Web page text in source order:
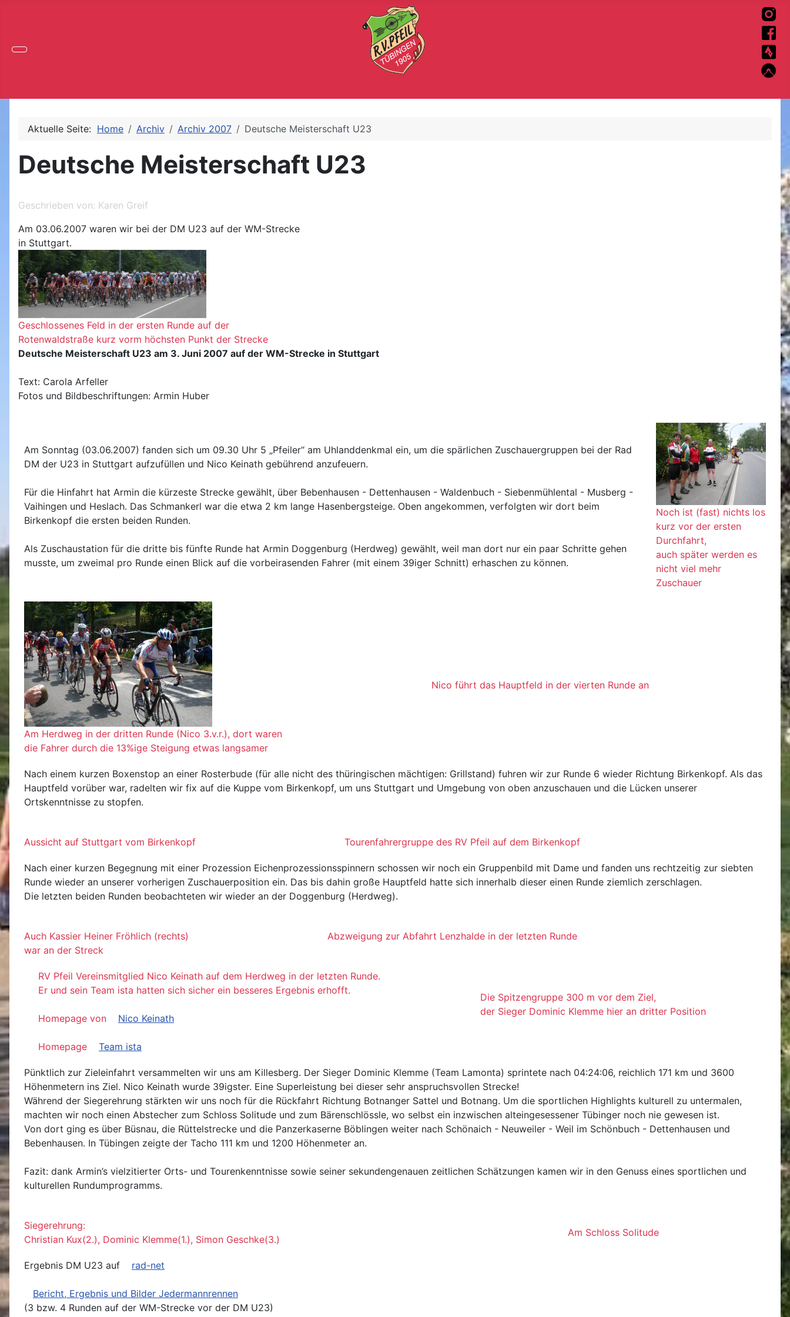
Aktuelle Seite: Home Archiv Archiv 2007 Deutsche Meisterschaft U23
Deutsche Meisterschaft U23
Geschrieben von: Karen Greif
Am 03.06.2007 waren wir bei der DM U23 auf der WM-Strecke
in Stuttgart.
Geschlossenes Feld in der ersten Runde auf der
Rotenwaldstraße kurz vorm höchsten Punkt der Strecke
Deutsche Meisterschaft U23 am 3. Juni 2007 auf der WM-Strecke in Stuttgart
Text: Carola Arfeller
Fotos und Bildbeschriftungen: Armin Huber
Am Sonntag (03.06.2007) fanden sich um 09.30 Uhr 5 „Pfeiler“ am Uhlanddenkmal ein, um die spärlichen Zuschauergruppen bei der Rad
DM der U23 in Stuttgart aufzufüllen und Nico Keinath gebührend anzufeuern.
Für die Hinfahrt hat Armin die kürzeste Strecke gewählt, über Bebenhausen - Dettenhausen - Waldenbuch - Siebenmühlental - Musberg -
Vaihingen und Heslach. Das Schmankerl war die etwa 2 km lange Hasenbergsteige. Oben angekommen, verfolgten wir dort beim
Birkenkopf die ersten beiden Runden.
Als Zuschaustation für die dritte bis fünfte Runde hat Armin Doggenburg (Herdweg) gewählt, weil man dort nur ein paar Schritte gehen
musste, um zweimal pro Runde einen Blick auf die vorbeirasenden Fahrer (mit einem 39iger Schnitt) erhaschen zu können.
Noch ist (fast) nichts los
kurz vor der ersten
Durchfahrt,
auch später werden es
nicht viel mehr
Zuschauer
Am Herdweg in der dritten Runde (Nico 3.v.r.), dort waren
die Fahrer durch die 13%ige Steigung etwas langsamer
Nico führt das Hauptfeld in der vierten Runde an
Nach einem kurzen Boxenstop an einer Rosterbude (für alle nicht des thüringischen mächtigen: Grillstand) fuhren wir zur Runde 6 wieder Richtung Birkenkopf. Als das
Hauptfeld vorüber war, radelten wir fix auf die Kuppe vom Birkenkopf, um uns Stuttgart und Umgebung von oben anzuschauen und die Lücken unserer
Ortskenntnisse zu stopfen.
Aussicht auf Stuttgart vom Birkenkopf Tourenfahrergruppe des RV Pfeil auf dem Birkenkopf
Nach einer kurzen Begegnung mit einer Prozession Eichenprozessionsspinnern schossen wir noch ein Gruppenbild mit Dame und fanden uns rechtzeitig zur siebten
Runde wieder an unserer vorherigen Zuschauerposition ein. Das bis dahin große Hauptfeld hatte sich innerhalb dieser einen Runde ziemlich zerschlagen.
Die letzten beiden Runden beobachteten wir wieder an der Doggenburg (Herdweg).
Auch Kassier Heiner Fröhlich (rechts)
war an der Streck
Abzweigung zur Abfahrt Lenzhalde in der letzten Runde
RV Pfeil Vereinsmitglied Nico Keinath auf dem Herdweg in der letzten Runde.
Er und sein Team ista hatten sich sicher ein besseres Ergebnis erhofft.
Homepage von Nico Keinath
Homepage Team ista
Die Spitzengruppe 300 m vor dem Ziel,
der Sieger Dominic Klemme hier an dritter Position
Pünktlich zur Zieleinfahrt versammelten wir uns am Killesberg. Der Sieger Dominic Klemme (Team Lamonta) sprintete nach 04:24:06, reichlich 171 km und 3600
Höhenmetern ins Ziel. Nico Keinath wurde 39igster. Eine Superleistung bei dieser sehr anspruchsvollen Strecke!
Während der Siegerehrung stärkten wir uns noch für die Rückfahrt Richtung Botnanger Sattel und Botnang. Um die sportlichen Highlights kulturell zu untermalen,
machten wir noch einen Abstecher zum Schloss Solitude und zum Bärenschlössle, wo selbst ein inzwischen alteingesessener Tübinger noch nie gewesen ist.
Von dort ging es über Büsnau, die Rüttelstrecke und die Panzerkaserne Böblingen weiter nach Schönaich - Neuweiler - Weil im Schönbuch - Dettenhausen und
Bebenhausen. In Tübingen zeigte der Tacho 111 km und 1200 Höhenmeter an.
Fazit: dank Armin’s vielzitierter Orts- und Tourenkenntnisse sowie seiner sekundengenauen zeitlichen Schätzungen kamen wir in den Genuss eines sportlichen und
kulturellen Rundumprogramms.
Siegerehrung:
Christian Kux(2.), Dominic Klemme(1.), Simon Geschke(3.)
Am Schloss Solitude
Ergebnis DM U23 auf rad-net
Bericht, Ergebnis und Bilder Jedermannrennen
(3 bzw. 4 Runden auf der WM-Strecke vor der DM U23)